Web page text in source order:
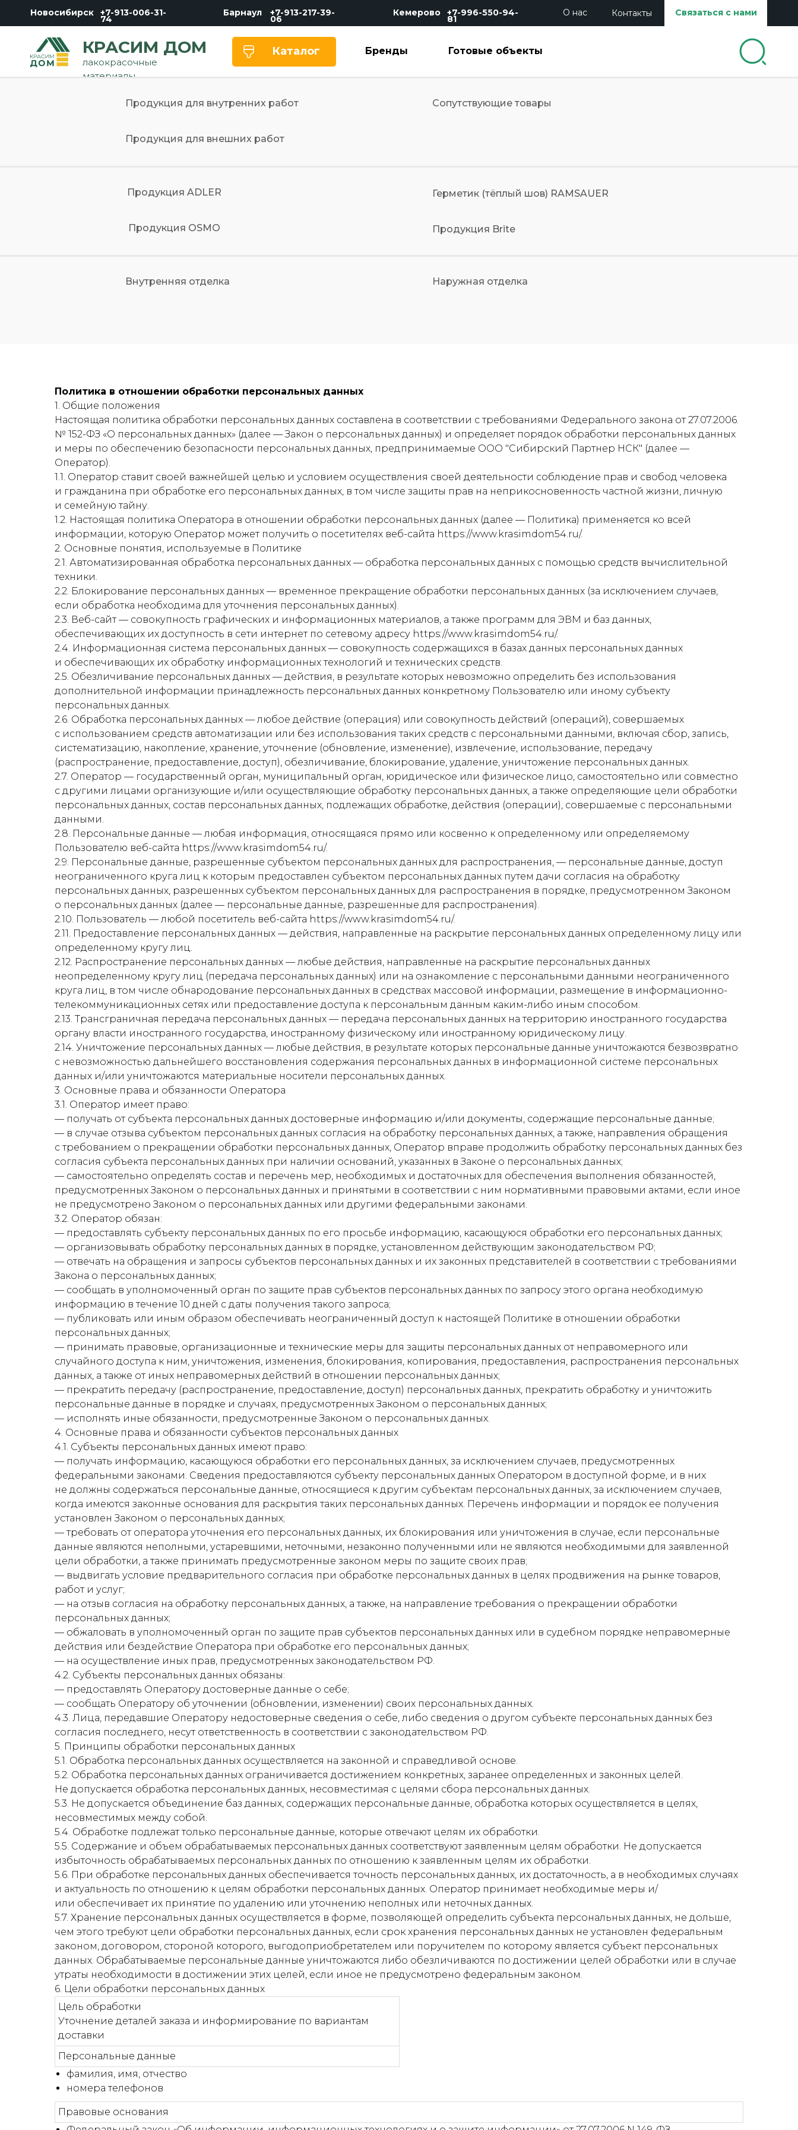
Кемерово +7-996-550-94-
81
+7-913-217-39-
06
Барнаул
+7-913-006-31-
74
Новосибирск О нас Контакты Связаться с нами
КРАСИМ ДОМ
лакокрасочные
материалы
Каталог Готовые объекты
Бренды
Продукция для внешних работ
Сопутствующие товары
Продукция для внутренних работ
Продукция OSMO Продукция Brite
Герметик (тёплый шов) RAMSAUER
Продукция ADLER
Наружная отделка
Внутренняя отделка
Политика в отношении обработки персональных данных
1. Общие положения
Настоящая политика обработки персональных данных составлена в соответствии с требованиями Федерального закона от 27.07.2006.
№ 152-ФЗ «О персональных данных» (далее — Закон о персональных данных) и определяет порядок обработки персональных данных
и меры по обеспечению безопасности персональных данных, предпринимаемые ООО "Сибирский Партнер НСК" (далее —
Оператор).
1.1. Оператор ставит своей важнейшей целью и условием осуществления своей деятельности соблюдение прав и свобод человека
и гражданина при обработке его персональных данных, в том числе защиты прав на неприкосновенность частной жизни, личную
и семейную тайну.
1.2. Настоящая политика Оператора в отношении обработки персональных данных (далее — Политика) применяется ко всей
информации, которую Оператор может получить о посетителях веб-сайта https://www.krasimdom54.ru/.
2. Основные понятия, используемые в Политике
2.1. Автоматизированная обработка персональных данных — обработка персональных данных с помощью средств вычислительной
техники.
2.2. Блокирование персональных данных — временное прекращение обработки персональных данных (за исключением случаев,
если обработка необходима для уточнения персональных данных).
2.3. Веб-сайт — совокупность графических и информационных материалов, а также программ для ЭВМ и баз данных,
обеспечивающих их доступность в сети интернет по сетевому адресу https://www.krasimdom54.ru/.
2.4. Информационная система персональных данных — совокупность содержащихся в базах данных персональных данных
и обеспечивающих их обработку информационных технологий и технических средств.
2.5. Обезличивание персональных данных — действия, в результате которых невозможно определить без использования
дополнительной информации принадлежность персональных данных конкретному Пользователю или иному субъекту
персональных данных.
2.6. Обработка персональных данных — любое действие (операция) или совокупность действий (операций), совершаемых
с использованием средств автоматизации или без использования таких средств с персональными данными, включая сбор, запись,
систематизацию, накопление, хранение, уточнение (обновление, изменение), извлечение, использование, передачу
(распространение, предоставление, доступ), обезличивание, блокирование, удаление, уничтожение персональных данных.
2.7. Оператор — государственный орган, муниципальный орган, юридическое или физическое лицо, самостоятельно или совместно
с другими лицами организующие и/или осуществляющие обработку персональных данных, а также определяющие цели обработки
персональных данных, состав персональных данных, подлежащих обработке, действия (операции), совершаемые с персональными
данными.
2.8. Персональные данные — любая информация, относящаяся прямо или косвенно к определенному или определяемому
Пользователю веб-сайта https://www.krasimdom54.ru/.
2.9. Персональные данные, разрешенные субъектом персональных данных для распространения, — персональные данные, доступ
неограниченного круга лиц к которым предоставлен субъектом персональных данных путем дачи согласия на обработку
персональных данных, разрешенных субъектом персональных данных для распространения в порядке, предусмотренном Законом
о персональных данных (далее — персональные данные, разрешенные для распространения).
2.10. Пользователь — любой посетитель веб-сайта https://www.krasimdom54.ru/.
2.11. Предоставление персональных данных — действия, направленные на раскрытие персональных данных определенному лицу или
определенному кругу лиц.
2.12. Распространение персональных данных — любые действия, направленные на раскрытие персональных данных
неопределенному кругу лиц (передача персональных данных) или на ознакомление с персональными данными неограниченного
круга лиц, в том числе обнародование персональных данных в средствах массовой информации, размещение в информационно-
телекоммуникационных сетях или предоставление доступа к персональным данным каким-либо иным способом.
2.13. Трансграничная передача персональных данных — передача персональных данных на территорию иностранного государства
органу власти иностранного государства, иностранному физическому или иностранному юридическому лицу.
2.14. Уничтожение персональных данных — любые действия, в результате которых персональные данные уничтожаются безвозвратно
с невозможностью дальнейшего восстановления содержания персональных данных в информационной системе персональных
данных и/или уничтожаются материальные носители персональных данных.
3. Основные права и обязанности Оператора
3.1. Оператор имеет право:
— получать от субъекта персональных данных достоверные информацию и/или документы, содержащие персональные данные;
— в случае отзыва субъектом персональных данных согласия на обработку персональных данных, а также, направления обращения
с требованием о прекращении обработки персональных данных, Оператор вправе продолжить обработку персональных данных без
согласия субъекта персональных данных при наличии оснований, указанных в Законе о персональных данных;
— самостоятельно определять состав и перечень мер, необходимых и достаточных для обеспечения выполнения обязанностей,
предусмотренных Законом о персональных данных и принятыми в соответствии с ним нормативными правовыми актами, если иное
не предусмотрено Законом о персональных данных или другими федеральными законами.
3.2. Оператор обязан:
— предоставлять субъекту персональных данных по его просьбе информацию, касающуюся обработки его персональных данных;
— организовывать обработку персональных данных в порядке, установленном действующим законодательством РФ;
— отвечать на обращения и запросы субъектов персональных данных и их законных представителей в соответствии с требованиями
Закона о персональных данных;
— сообщать в уполномоченный орган по защите прав субъектов персональных данных по запросу этого органа необходимую
информацию в течение 10 дней с даты получения такого запроса;
— публиковать или иным образом обеспечивать неограниченный доступ к настоящей Политике в отношении обработки
персональных данных;
— принимать правовые, организационные и технические меры для защиты персональных данных от неправомерного или
случайного доступа к ним, уничтожения, изменения, блокирования, копирования, предоставления, распространения персональных
данных, а также от иных неправомерных действий в отношении персональных данных;
— прекратить передачу (распространение, предоставление, доступ) персональных данных, прекратить обработку и уничтожить
персональные данные в порядке и случаях, предусмотренных Законом о персональных данных;
— исполнять иные обязанности, предусмотренные Законом о персональных данных.
4. Основные права и обязанности субъектов персональных данных
4.1. Субъекты персональных данных имеют право:
— получать информацию, касающуюся обработки его персональных данных, за исключением случаев, предусмотренных
федеральными законами. Сведения предоставляются субъекту персональных данных Оператором в доступной форме, и в них
не должны содержаться персональные данные, относящиеся к другим субъектам персональных данных, за исключением случаев,
когда имеются законные основания для раскрытия таких персональных данных. Перечень информации и порядок ее получения
установлен Законом о персональных данных;
— требовать от оператора уточнения его персональных данных, их блокирования или уничтожения в случае, если персональные
данные являются неполными, устаревшими, неточными, незаконно полученными или не являются необходимыми для заявленной
цели обработки, а также принимать предусмотренные законом меры по защите своих прав;
— выдвигать условие предварительного согласия при обработке персональных данных в целях продвижения на рынке товаров,
работ и услуг;
— на отзыв согласия на обработку персональных данных, а также, на направление требования о прекращении обработки
персональных данных;
— обжаловать в уполномоченный орган по защите прав субъектов персональных данных или в судебном порядке неправомерные
действия или бездействие Оператора при обработке его персональных данных;
— на осуществление иных прав, предусмотренных законодательством РФ.
4.2. Субъекты персональных данных обязаны:
— предоставлять Оператору достоверные данные о себе;
— сообщать Оператору об уточнении (обновлении, изменении) своих персональных данных.
4.3. Лица, передавшие Оператору недостоверные сведения о себе, либо сведения о другом субъекте персональных данных без
согласия последнего, несут ответственность в соответствии с законодательством РФ.
5. Принципы обработки персональных данных
5.1. Обработка персональных данных осуществляется на законной и справедливой основе.
5.2. Обработка персональных данных ограничивается достижением конкретных, заранее определенных и законных целей.
Не допускается обработка персональных данных, несовместимая с целями сбора персональных данных.
5.3. Не допускается объединение баз данных, содержащих персональные данные, обработка которых осуществляется в целях,
несовместимых между собой.
5.4. Обработке подлежат только персональные данные, которые отвечают целям их обработки.
5.5. Содержание и объем обрабатываемых персональных данных соответствуют заявленным целям обработки. Не допускается
избыточность обрабатываемых персональных данных по отношению к заявленным целям их обработки.
5.6. При обработке персональных данных обеспечивается точность персональных данных, их достаточность, а в необходимых случаях
и актуальность по отношению к целям обработки персональных данных. Оператор принимает необходимые меры и/
или обеспечивает их принятие по удалению или уточнению неполных или неточных данных.
5.7. Хранение персональных данных осуществляется в форме, позволяющей определить субъекта персональных данных, не дольше,
чем этого требуют цели обработки персональных данных, если срок хранения персональных данных не установлен федеральным
законом, договором, стороной которого, выгодоприобретателем или поручителем по которому является субъект персональных
данных. Обрабатываемые персональные данные уничтожаются либо обезличиваются по достижении целей обработки или в случае
утраты необходимости в достижении этих целей, если иное не предусмотрено федеральным законом.
6. Цели обработки персональных данных
Цель обработки
Уточнение деталей заказа и информирование по вариантам
доставки
Персональные данные
фамилия, имя, отчество
номера телефонов
Правовые основания